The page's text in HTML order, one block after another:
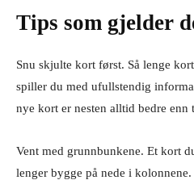
Tips som gjelder
Snu skjulte kort først. Så lenge
spiller du med ufullstendig
nye kort er nesten alltid bedre enn
Vent med grunnbunkene. Et kort
lenger bygge på nede i